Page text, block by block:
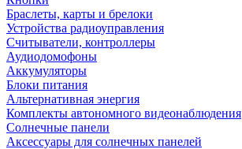
Браслеты, карты и брелоки
Устройства радиоуправления
Считыватели, контроллеры
Аудиодомофоны
Аккумуляторы
Блоки питания
Альтернативная энергия
Комплекты автономного видеонаблюдения
Солнечные панели
Аксессуары для солнечных панелей